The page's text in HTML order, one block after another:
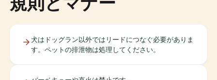
犬はドッグラン以外ではリードにつなぐ必要がありま
す。ペットの排泄物は処理してください。